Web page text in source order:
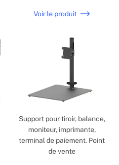
Voir le produit
Support pour tiroir, balance,
moniteur, imprimante,
terminal de paiement. Point
de vente